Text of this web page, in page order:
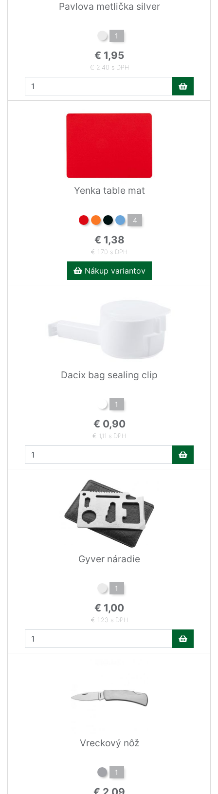
Pavlova metlička silver
1
€ 1,95
€ 2,40 s DPH
Yenka table mat
4
€ 1,38
€ 1,70 s DPH
Nákup variantov
Dacix bag sealing clip
1
€ 0,90
€ 1,11 s DPH
Gyver náradie
1
€ 1,00
€ 1,23 s DPH
Vreckový nôž
1